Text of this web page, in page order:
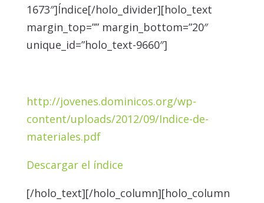
1673″]Índice[/holo_divider][holo_text
margin_top=”” margin_bottom=”20″
unique_id=”holo_text-9660″]
http://jovenes.dominicos.org/wp-
content/uploads/2012/09/Indice-de-
materiales.pdf
Descargar el índice
[/holo_text][/holo_column][holo_column